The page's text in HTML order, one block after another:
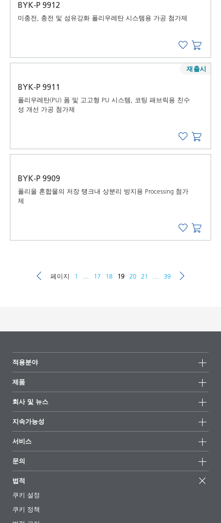
BYK-P 9912
미충전, 충전 및 섬유강화 폴리우레탄 시스템용 가공 첨가제
BYK-P 9911
폴리우레탄(PU) 폼 및 고고형 PU 시스템, 코팅 패브릭용 친수
성 개선 가공 첨가제
재출시
BYK-P 9909
폴리올 혼합물의 저장 탱크내 상분리 방지용 Processing 첨가
제
페이지 1 17 18 19 20 21 39
적용분야
제품
모든제품
하이라이트
회사 및 뉴스
뉴스
언론 및 미디어
소재지 및 판매점
전시회 및 이벤트
지속가능성
지속가능한 제품
성공 사례
EcoVadis
인증서
서비스
추천 배합
기사
전자책
규제 현황
문의
법적
쿠키 설정
쿠키 정책